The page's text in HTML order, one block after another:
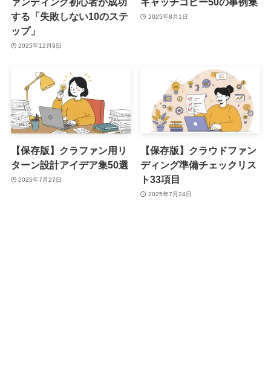
する「失敗しない10のステ
ップ」
2025年12月9日
2025年8月1日
【保存版】クラファン用リ
ターン設計アイデア集50選
2025年7月27日
【保存版】クラウドファン
ディング準備チェックリス
ト33項目
2025年7月24日